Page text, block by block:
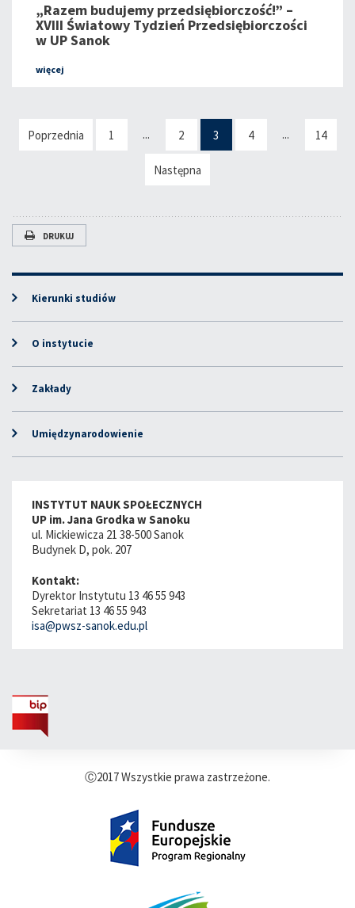
„Razem budujemy przedsiębiorczość!” –
XVIII Światowy Tydzień Przedsiębiorczości
w UP Sanok
więcej
Poprzednia 1 ... 2 3 4 ... 14
Następna
DRUKUJ
Kierunki studiów
O instytucie
Zakłady
Umiędzynarodowienie
INSTYTUT NAUK SPOŁECZNYCH
UP im. Jana Grodka w Sanoku
ul. Mickiewicza 21 38-500 Sanok
Budynek D, pok. 207
Kontakt:
Dyrektor Instytutu 13 46 55 943
Sekretariat 13 46 55 943
isa@pwsz-sanok.edu.pl
Ⓒ2017 Wszystkie prawa zastrzeżone.